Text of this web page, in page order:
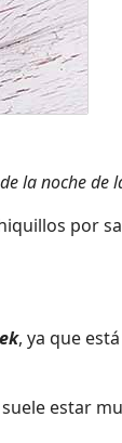
la noche de
por
, ya que
estar